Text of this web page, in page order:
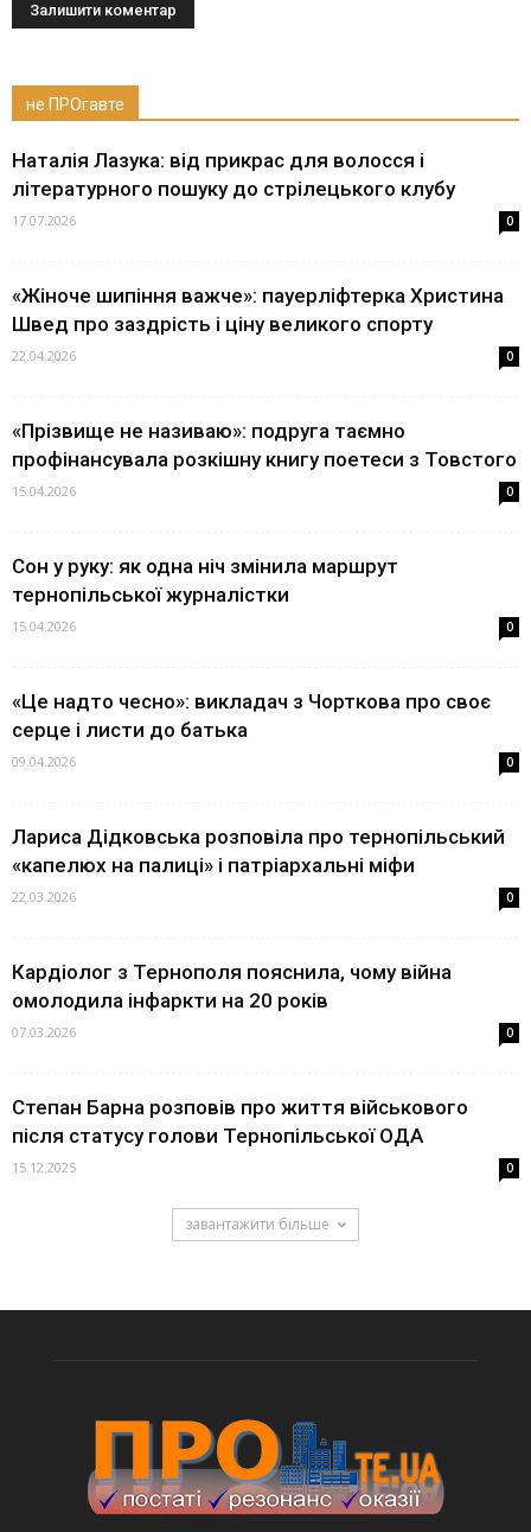
не ПРОгавте
Наталія Лазука: від прикрас для волосся і
літературного пошуку до стрілецького клубу
17.07.2026 0
«Жіноче шипіння важче»: пауерліфтерка Христина
Швед про заздрість і ціну великого спорту
22.04.2026 0
«Прізвище не називаю»: подруга таємно
профінансувала розкішну книгу поетеси з Товстого
15.04.2026 0
Сон у руку: як одна ніч змінила маршрут
тернопільської журналістки
15.04.2026 0
«Це надто чесно»: викладач з Чорткова про своє
серце і листи до батька
09.04.2026 0
Лариса Дідковська розповіла про тернопільський
«капелюх на палиці» і патріархальні міфи
22.03.2026 0
Кардіолог з Тернополя пояснила, чому війна
омолодила інфаркти на 20 років
07.03.2026 0
Степан Барна розповів про життя військового
після статусу голови Тернопільської ОДА
15.12.2025 0
завантажити більше